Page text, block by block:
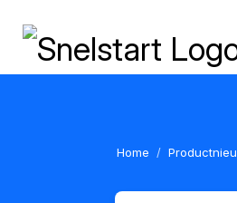
Home